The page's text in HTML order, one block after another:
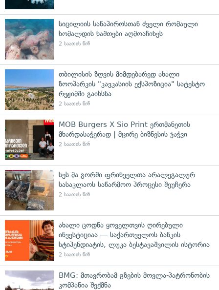
სიცილიის სანაპიროსთან ძველი რომაული
ხომალდის ნაშთები აღმოაჩინეს
2 საათის წინ
თბილისის ზღვის მიმდებარედ ახალი
ზოოპარკის "კავკასიის ექსპოზიცია" სატესტო
რეჟიმში გაიხსნა
2 საათის წინ
MOB Burgers X Sio Print ერთმანეთის
მხარდასაჭერად | მცირე ბიზნესის ჯაჭვი
2 საათის წინ
სეს-მა გორში ფრინველთა არალეგალურ
სასაკლაოს საწარმოო პროცესი შეუჩერა
2 საათის წინ
ახალი ცოდნა ყოველთვის ღირებული
ინვესტიციაა — საქართველოს ბანკის
სტიპენდიატის, ლუკა ბესტავაშვილის ისტორია
2 საათის წინ
BMG: მთავრობამ გზების მოვლა-პატრონობის
კომპანია შექმნა